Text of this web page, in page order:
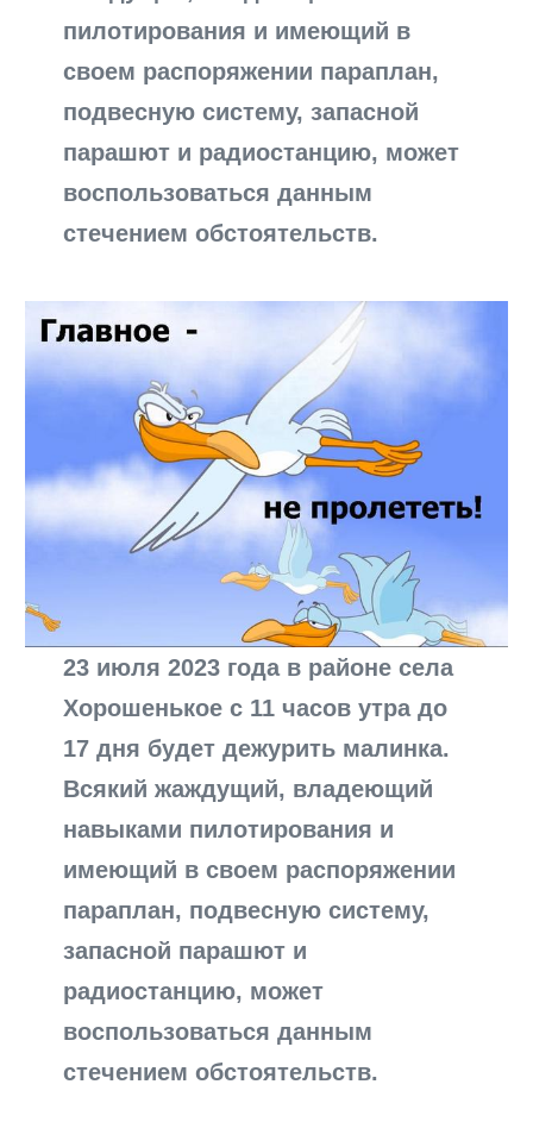
пилотирования и имеющий в
своем распоряжении параплан,
подвесную систему, запасной
парашют и радиостанцию, может
воспользоваться данным
стечением обстоятельств.
23 июля 2023 года в районе села
Хорошенькое с 11 часов утра до
17 дня будет дежурить малинка.
Всякий жаждущий, владеющий
навыками пилотирования и
имеющий в своем распоряжении
параплан, подвесную систему,
запасной парашют и
радиостанцию, может
воспользоваться данным
стечением обстоятельств.